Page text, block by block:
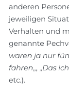
anderen
jeweiligen
Verhalten und
genannte
waren ja nur
fahren„, „Das
etc.).